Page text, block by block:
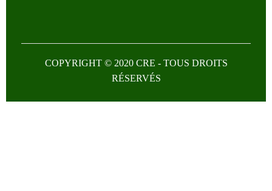
COPYRIGHT © 2020 CRE - TOUS DROITS
RÉSERVÉS